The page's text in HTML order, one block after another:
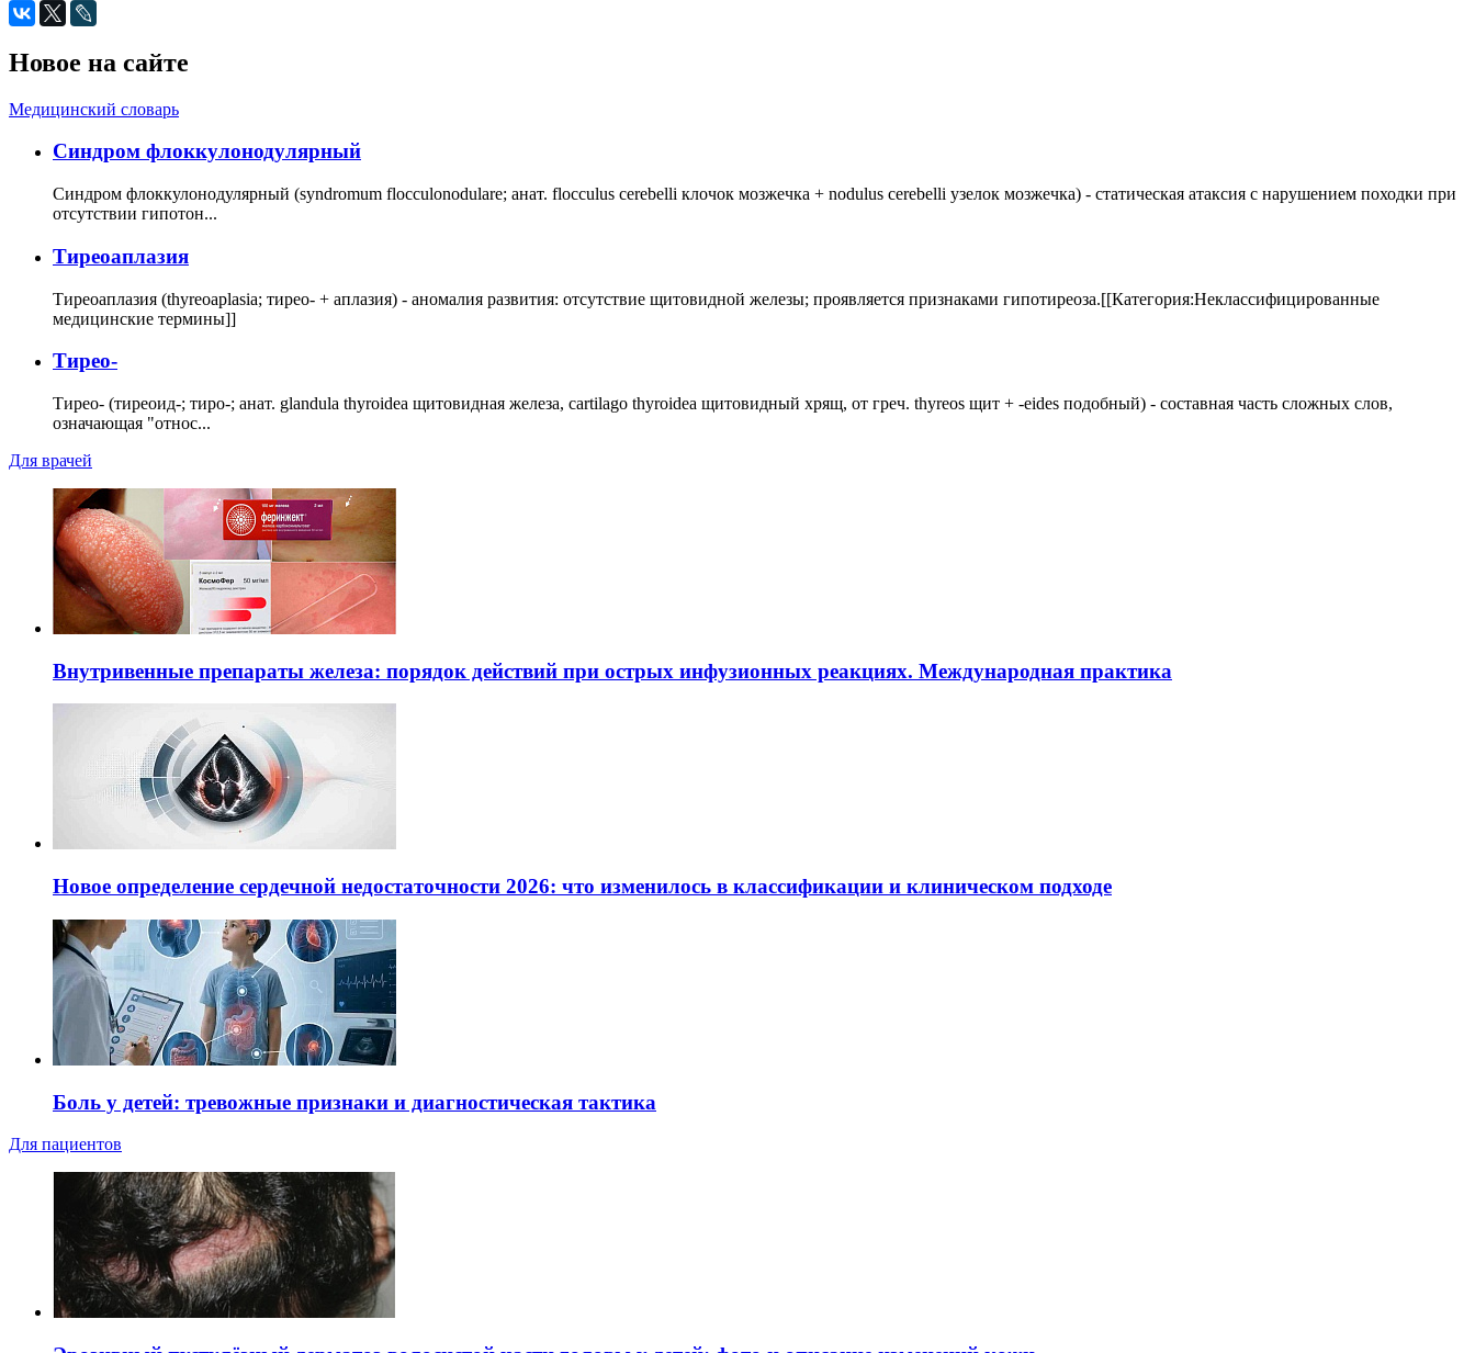
Новое на сайте
Медицинский словарь
Cиндром флоккулонодулярный
Синдром флоккулонодулярный (syndromum flocculonodulare; анат. flocculus cerebelli клочок мозжечка + nodulus cerebelli узелок мозжечка) - статическая атаксия с нарушением походки при
отсутствии гипотон...
Тиреоаплазия
Тиреоаплазия (thyreoaplasia; тирео- + аплазия) - аномалия развития: отсутствие щитовидной железы; проявляется признаками гипотиреоза.[[Категория:Неклассифицированные
медицинские термины]]
Тирео-
Тирео- (тиреоид-; тиро-; анат. glandula thyroidea щитовидная железа, cartilago thyroidea щитовидный хрящ, от греч. thyreos щит + -eides подобный) - составная часть сложных слов,
означающая "относ...
Для врачей
Внутривенные препараты железа: порядок действий при острых инфузионных реакциях. Международная практика
Новое определение сердечной недостаточности 2026: что изменилось в классификации и клиническом подходе
Боль у детей: тревожные признаки и диагностическая тактика
Для пациентов